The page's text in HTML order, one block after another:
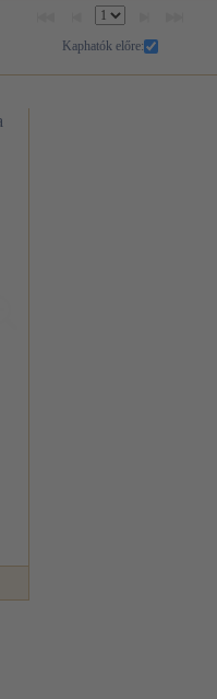
Kaphatók előre: